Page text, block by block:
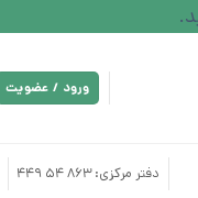
ورود / عضویت
دفتر مرکزی: 863 54 449